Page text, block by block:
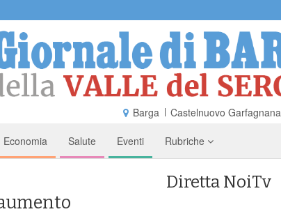
Barga Castelnuovo Garfagnana
Economia Salute Eventi Rubriche
Diretta NoiTv